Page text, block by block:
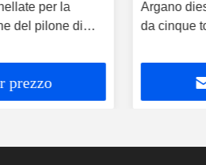
per la
del pilone di
prezzo
Argano
da cinque